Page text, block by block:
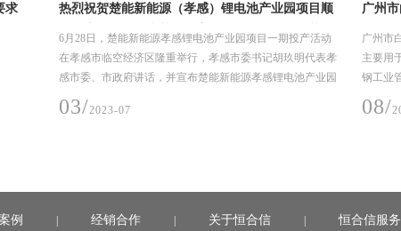
池产业园项目顺
项目一期投产活动
书记胡玖明代表孝
孝感锂电池产业园
广州市白云区江高净水厂设计-采购-施工总承包
广州市白云区江高净水厂设计-采购-施工总承包(EPC)项目，
主要用于项目水质净化厂工艺管道，要求采用304材质不锈
钢工业管，规格是DN25-DN1400，建设时间2019年10
08/
例 | 经销合作 | 关于恒合信 | 恒合信服务